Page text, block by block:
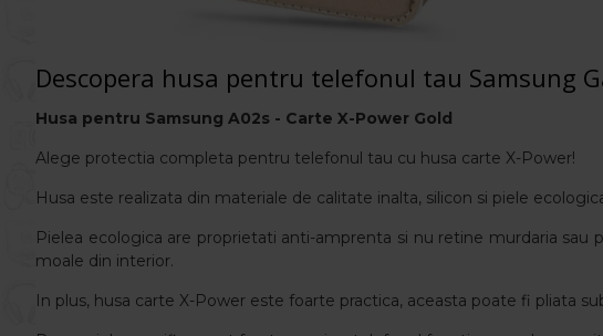
Descopera husa pentru telefonul tau Samsung
Husa pentru Samsung A02s - Carte X-Power Gold
Alege protectia completa pentru telefonul tau cu husa carte X-Power!
Husa este realizata din materiale de calitate inalta, silicon si piele
Pielea ecologica are proprietati anti-amprenta si nu retine murdaria
moale din interior.
In plus, husa carte X-Power este foarte practica, aceasta poate fi pliata